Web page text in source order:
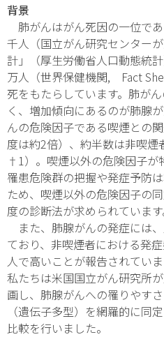
背景
肺がんはがん死因の一位で
千人（国立がん研究センター
計」（厚生労働省人口動態統
万人（世界保健機関, Fact
死をもたらしています。肺が
く、増加傾向にあるのが肺腺
んの危険因子である喫煙との
度は約2倍）、約半数は非喫
†1）。喫煙以外の危険因子が
罹患危険群の把握や発症予防
ため、喫煙以外の危険因子の
度の診断法が求められています
また、肺腺がんの発症には
ており、非喫煙者における発
人で高いことが報告されてい
私たちは米国国立がん研究所
画し、肺腺がんへの罹りやす
（遺伝子多型）を網羅的に同
比較を行いました。